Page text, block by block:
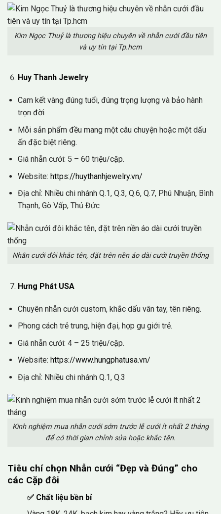
Kim Ngọc Thuỷ là thương hiệu chuyên về nhẫn cưới đầu tiên
và uy tín tại Tp.hcm
Huy Thanh Jewelry
Cam kết vàng đúng tuổi, đúng trọng lượng và bảo hành
trọn đời
Mỗi sản phẩm đều mang một câu chuyện hoặc một dấu
ấn đặc biệt riêng.
Giá nhẫn cưới: 5 – 60 triệu/cặp.
Website: https://huythanhjewelry.vn/
Địa chỉ: Nhiều chi nhánh Q.1, Q.3, Q.6, Q.7, Phú Nhuận, Bình
Thạnh, Gò Vấp, Thủ Đức
Nhẫn cưới đôi khắc tên, đặt trên nền áo dài cưới truyền thống
Hưng Phát USA
Chuyên nhẫn cưới custom, khắc dấu vân tay, tên riêng.
Phong cách trẻ trung, hiện đại, hợp gu giới trẻ.
Giá nhẫn cưới: 4 – 25 triệu/cặp.
Website: https://www.hungphatusa.vn/
Địa chỉ: Nhiều chi nhánh Q.1, Q.3
Kinh nghiệm mua nhẫn cưới sớm trước lễ cưới ít nhất 2 tháng
để có thời gian chỉnh sửa hoặc khắc tên.
Tiêu chí chọn Nhẫn cưới “Đẹp và Đúng” cho
các Cặp đôi
✅ Chất liệu bền bỉ